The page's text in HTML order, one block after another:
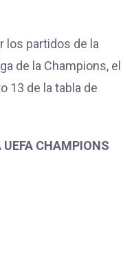
los partidos de la
de la Champions, el
13 de la tabla de
UEFA CHAMPIONS